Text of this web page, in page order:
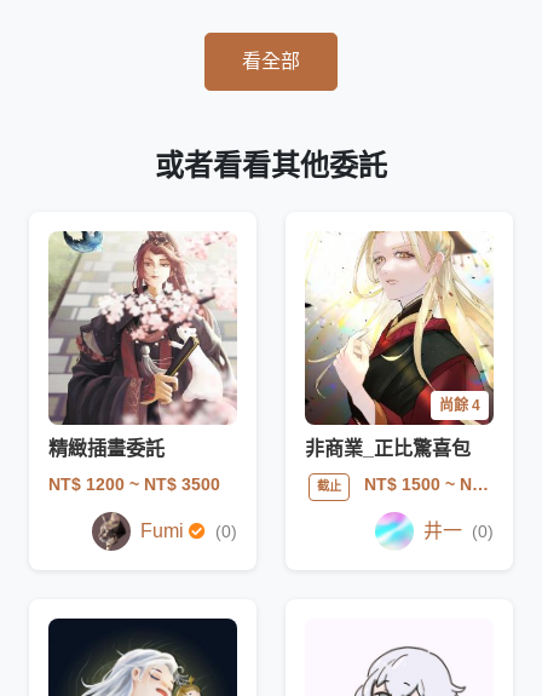
看全部
或者看看其他委託
精緻插畫委託
NT$ 1200 ~ NT$ 3500
Fumi (0)
尚餘 4
非商業_正比驚喜包
截止 NT$ 1500~ NT$ 3000
井一 (0)